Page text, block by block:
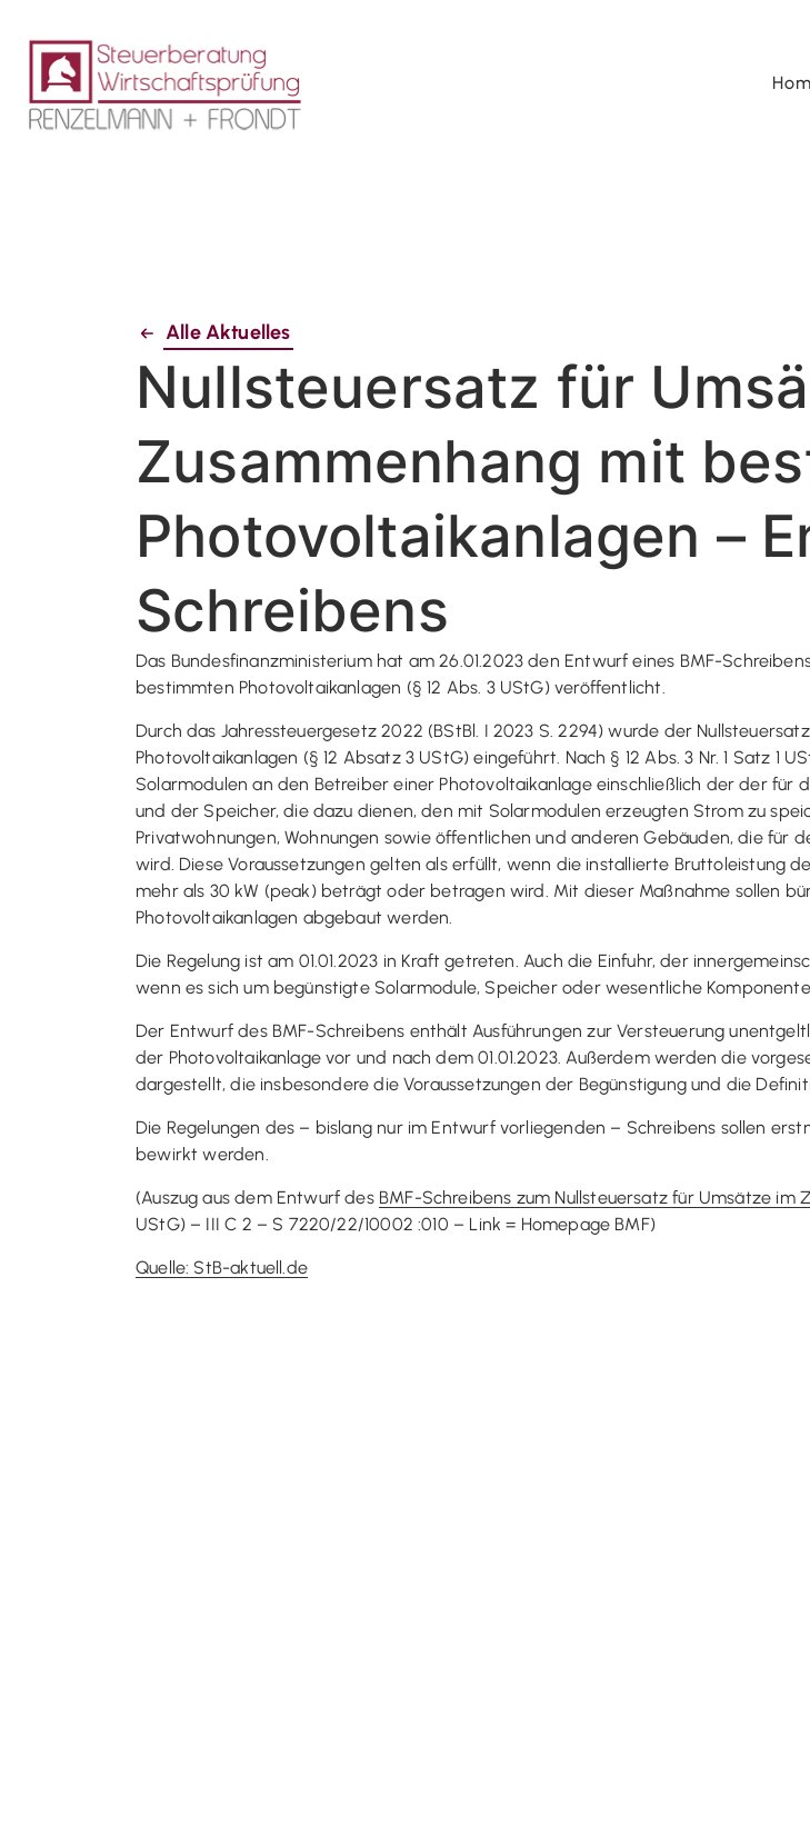
Alle Aktuelles
Nullsteuersatz für
Zusammenhang mit
Photovoltaikanlagen –
Schreibens
Das Bundesfinanzministerium hat am 26.01.2023 den Entwurf eines BMF-
bestimmten Photovoltaikanlagen (§ 12 Abs. 3 UStG) veröffentlicht.
Durch das Jahressteuergesetz 2022 (BStBl. I 2023 S. 2294) wurde der
Photovoltaikanlagen (§ 12 Absatz 3 UStG) eingeführt. Nach § 12 Abs. 3 Nr. 1 Satz 1
Solarmodulen an den Betreiber einer Photovoltaikanlage einschließlich der der
und der Speicher, die dazu dienen, den mit Solarmodulen erzeugten Strom zu
Privatwohnungen, Wohnungen sowie öffentlichen und anderen Gebäuden, die
wird. Diese Voraussetzungen gelten als erfüllt, wenn die installierte Bruttoleistung
mehr als 30 kW (peak) beträgt oder betragen wird. Mit dieser Maßnahme sollen
Photovoltaikanlagen abgebaut werden.
Die Regelung ist am 01.01.2023 in Kraft getreten. Auch die Einfuhr, der
wenn es sich um begünstigte Solarmodule, Speicher oder wesentliche
Der Entwurf des BMF-Schreibens enthält Ausführungen zur Versteuerung
der Photovoltaikanlage vor und nach dem 01.01.2023. Außerdem werden die
dargestellt, die insbesondere die Voraussetzungen der Begünstigung und die
Die Regelungen des – bislang nur im Entwurf vorliegenden – Schreibens sollen
bewirkt werden.
(Auszug aus dem Entwurf des BMF-Schreibens zum Nullsteuersatz für Umsätze
UStG) – III C 2 – S 7220/22/10002 :010 – Link = Homepage BMF)
Quelle: StB-aktuell.de